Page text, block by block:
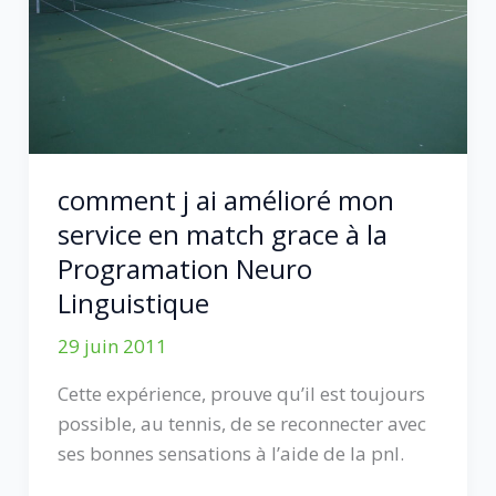
comment j ai amélioré mon
service en match grace à la
Programation Neuro
Linguistique
29 juin 2011
Cette expérience, prouve qu’il est toujours
possible, au tennis, de se reconnecter avec
ses bonnes sensations à l’aide de la pnl.